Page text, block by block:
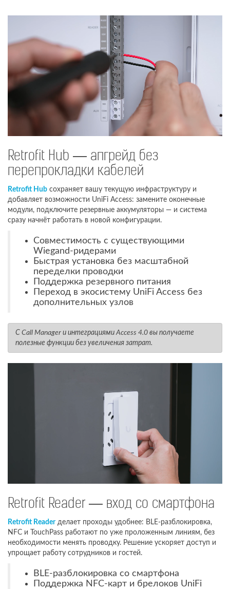
Retrofit Hub — апгрейд без
перепрокладки кабелей
Retrofit Hub сохраняет вашу текущую инфраструктуру и
добавляет возможности UniFi Access: замените оконечные
модули, подключите резервные аккумуляторы — и система
сразу начнёт работать в новой конфигурации.
Совместимость с существующими
Wiegand-ридерами
Быстрая установка без масштабной
переделки проводки
Поддержка резервного питания
Переход в экосистему UniFi Access без
дополнительных узлов
С Call Manager и интеграциями Access 4.0 вы получаете
полезные функции без увеличения затрат.
Retrofit Reader — вход со смартфона
Retrofit Readerделает проходы удобнее: BLE-разблокировка,
NFC и TouchPass работают по уже проложенным линиям, без
необходимости менять проводку. Решение ускоряет доступ и
упрощает работу сотрудников и гостей.
BLE-разблокировка со смартфона
Поддержка NFC-карт и брелоков UniFi